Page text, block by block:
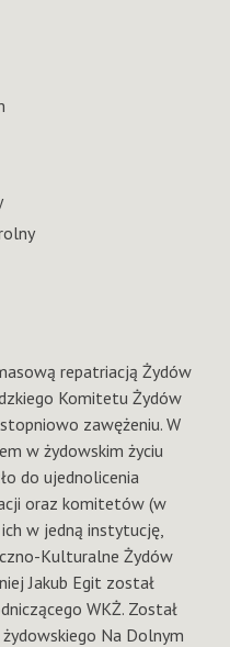
repatriacją Żydów
Komitetu Żydów
zawężeniu. W
w żydowskim życiu
do ujednolicenia
oraz komitetów (w
w jedną instytucję,
Kulturalne Żydów
Jakub Egit został
WKŻ. Został
Na Dolnym